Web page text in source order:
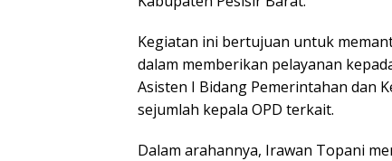
Kegiatan ini bertujuan untuk
dalam memberikan pelayanan
Asisten I Bidang Pemerintahan dan
sejumlah kepala OPD terkait.
Dalam arahannya, Irawan Topani